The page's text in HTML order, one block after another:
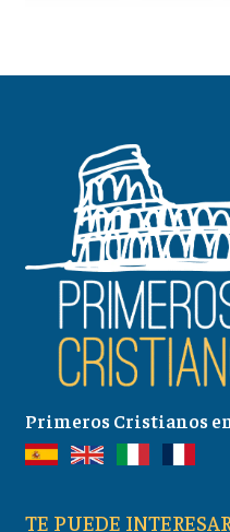
Primeros Cristianos
TE PUEDE